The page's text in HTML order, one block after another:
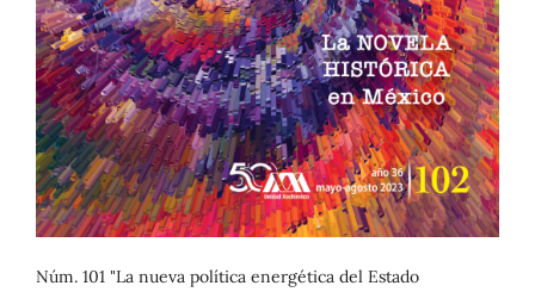
Núm. 101 "La nueva política energética del Estado